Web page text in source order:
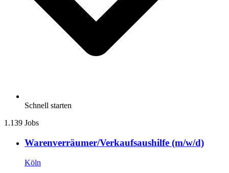
Schnell starten
1.139 Jobs
Warenverräumer/Verkaufsaushilfe (m/w/d)
Köln